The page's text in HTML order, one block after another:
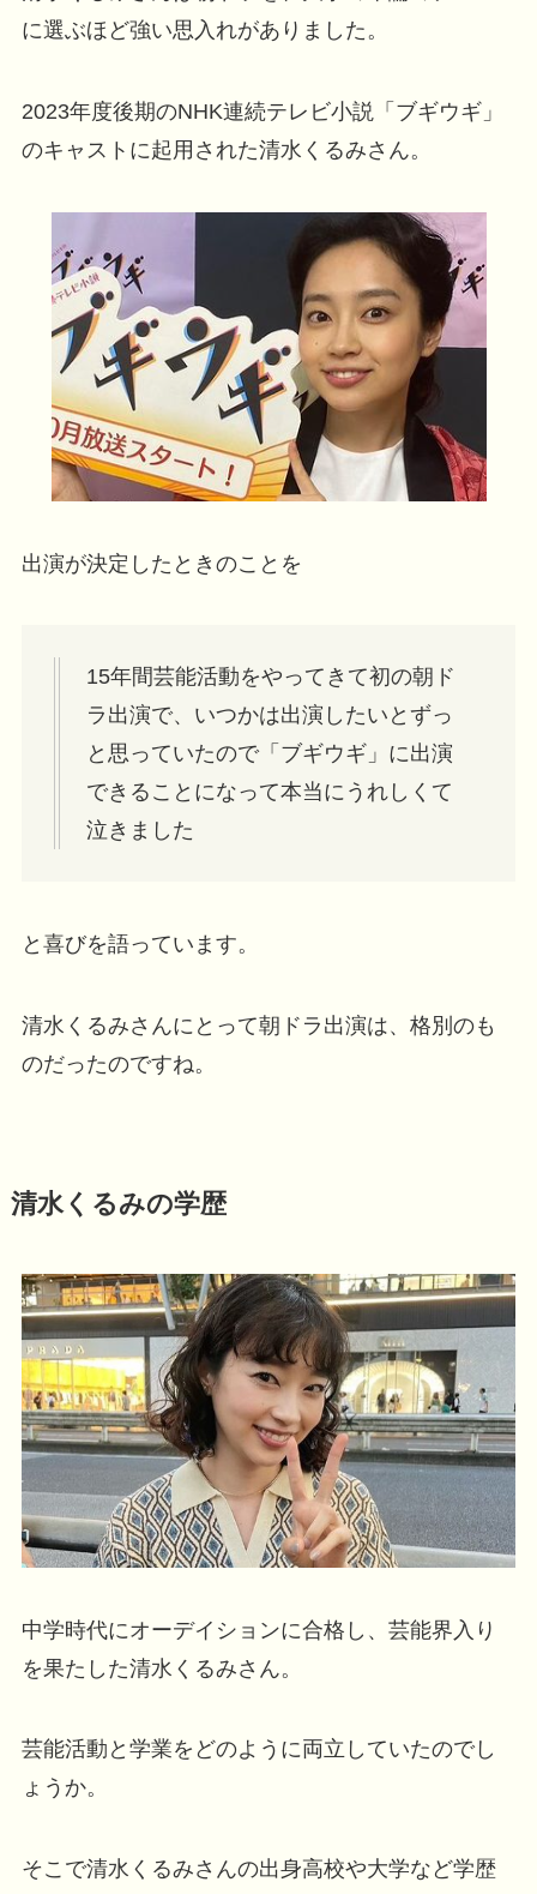
に選ぶほど強い思入れがありました。
2023年度後期のNHK連続テレビ小説「ブギウギ」
のキャストに起用された清水くるみさん。
出演が決定したときのことを
15年間芸能活動をやってきて初の朝ド
ラ出演で、いつかは出演したいとずっ
と思っていたので「ブギウギ」に出演
できることになって本当にうれしくて
泣きました
と喜びを語っています。
清水くるみさんにとって朝ドラ出演は、格別のも
のだったのですね。
清水くるみの学歴
中学時代にオーデイションに合格し、芸能界入り
を果たした清水くるみさん。
芸能活動と学業をどのように両立していたのでし
ょうか。
そこで清水くるみさんの出身高校や大学など学歴